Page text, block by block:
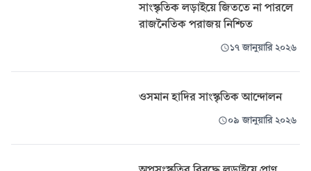
সাংস্কৃতিক লড়াইয়ে জিততে না পারলে
রাজনৈতিক পরাজয় নিশ্চিত
১৭ জানুয়ারি ২০২৬
ওসমান হাদির সাংস্কৃতিক আন্দোলন
০৯ জানুয়ারি ২০২৬